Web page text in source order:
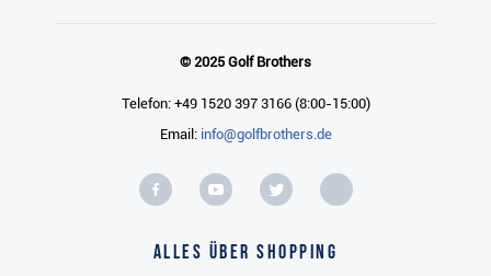
© 2025 Golf Brothers
Telefon: +49 1520 397 3166 (8:00-15:00)
Email: info@golfbrothers.de
Alles über Shopping